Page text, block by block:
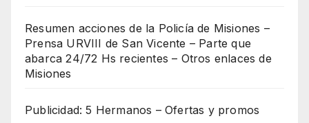
Resumen acciones de la Policía de Misiones –
Prensa URVIII de San Vicente – Parte que
abarca 24/72 Hs recientes – Otros enlaces de
Misiones
Publicidad: 5 Hermanos – Ofertas y promos